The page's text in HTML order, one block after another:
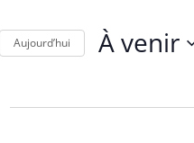
Aujourd’hui À venir
date.